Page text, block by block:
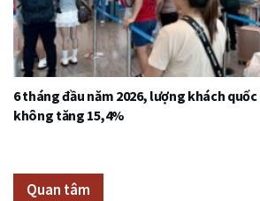
6 tháng đầu năm 2026, lượng khách
không tăng 15,4%
Quan tâm